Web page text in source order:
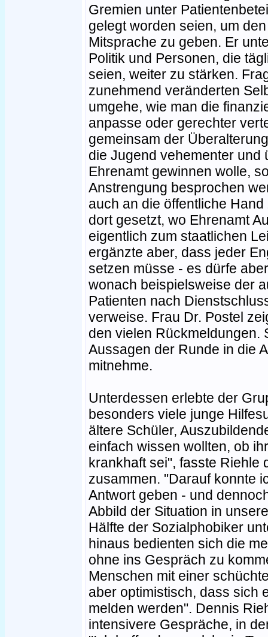
Gremien unter
gelegt worden seien, um
Mitsprache zu geben. Er
Politik und Personen, die
seien, weiter zu stärken.
zunehmend veränderten
umgehe, wie man die
anpasse oder gerechter
gemeinsam der
die Jugend vehementer und
Ehrenamt gewinnen wolle,
Anstrengung besprochen
auch an die öffentliche
dort gesetzt, wo Ehrenamt
eigentlich zum staatlichen
ergänzte aber, dass jeder
setzen müsse - es dürfe
wonach beispielsweise der
Patienten nach
verweise. Frau Dr. Postel
den vielen Rückmeldungen.
Aussagen der Runde in die
mitnehme.
Unterdessen erlebte der
besonders viele junge
ältere Schüler,
einfach wissen wollten, ob
krankhaft sei", fasste Riehle
zusammen. "Darauf konnte
Antwort geben - und
Abbild der Situation in
Hälfte der Sozialphobiker
hinaus bedienten sich die
ohne ins Gespräch zu
Menschen mit einer
aber optimistisch, dass sich
melden werden". Dennis
intensivere Gespräche, in